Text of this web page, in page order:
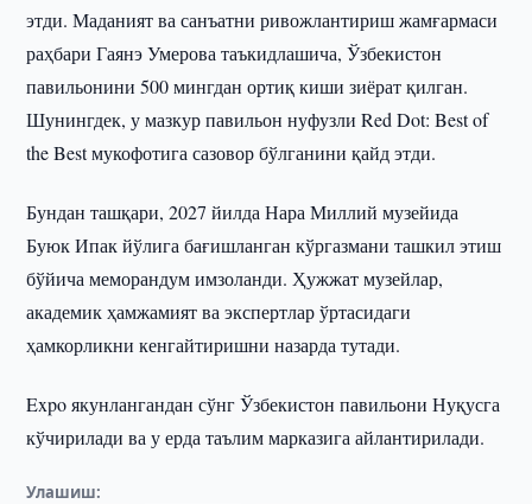
этди. Маданият ва санъатни ривожлантириш жамғармаси
раҳбари Гаянэ Умерова таъкидлашича, Ўзбекистон
павильонини 500 мингдан ортиқ киши зиёрат қилган.
Шунингдек, у мазкур павильон нуфузли Red Dot: Best of
the Best мукофотига сазовор бўлганини қайд этди.
Бундан ташқари, 2027 йилда Нара Миллий музейида
Буюк Ипак йўлига бағишланган кўргазмани ташкил этиш
бўйича меморандум имзоланди. Ҳужжат музейлар,
академик ҳамжамият ва экспертлар ўртасидаги
ҳамкорликни кенгайтиришни назарда тутади.
Expo якунлангандан сўнг Ўзбекистон павильони Нуқусга
кўчирилади ва у ерда таълим марказига айлантирилади.
Улашиш: